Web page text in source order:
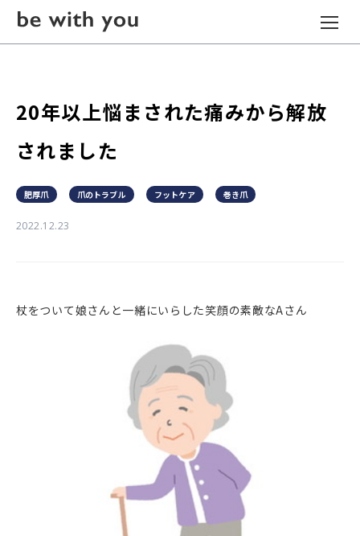
20年以上悩まされた痛みから解放
されました
肥厚爪 爪のトラブル フットケア 巻き爪
2022.12.23
杖をついて娘さんと一緒にいらした笑顔の素敵なAさん